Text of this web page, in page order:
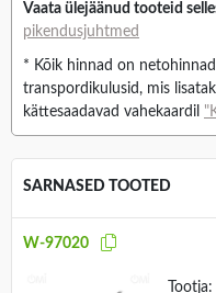
Vaata ülejäänud tooteid
pikendusjuhtmed
* Kõik hinnad on
transpordikulusid, mis
kättesaadavad vahekaardil
SARNASED TOOTED
W-97020
Tootja: